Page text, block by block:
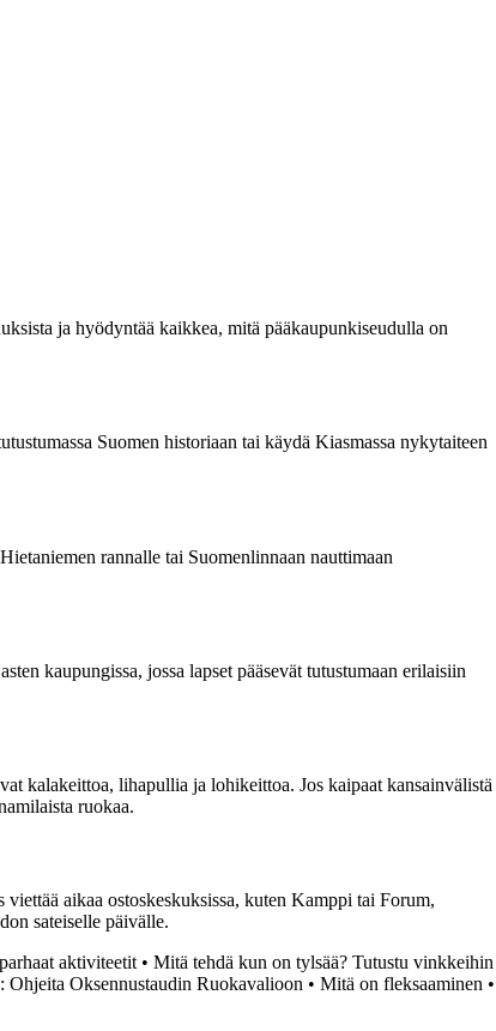
ja hyödyntää kaikkea, mitä pääkaupunkiseudulla on
Suomen historiaan tai käydä Kiasmassa nykytaiteen
rannalle tai Suomenlinnaan nauttimaan
kaupungissa, jossa lapset pääsevät tutustumaan erilaisiin
kalakeittoa, lihapullia ja lohikeittoa. Jos kaipaat kansainvälistä
ruokaa.
aikaa ostoskeskuksissa, kuten Kamppi tai Forum,
sateiselle päivälle.
aktiviteetit • Mitä tehdä kun on tylsää? Tutustu vinkkeihin
Ohjeita Oksennustaudin Ruokavalioon • Mitä on fleksaaminen •